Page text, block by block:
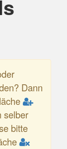
Dann
selber
bitte